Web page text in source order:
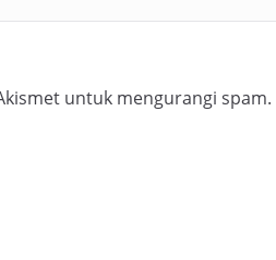
untuk mengurangi spam.